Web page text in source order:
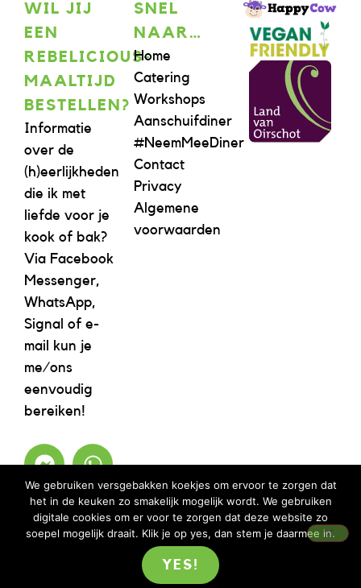
WIL JIJ
EEN
REBELICIOUS-
MAALTIJD
BESTELLEN?
Informatie
over de
(h)eerlijkheden
die ik met
liefde voor je
kook of bak?
Via Facebook
Messenger,
WhatsApp,
Signal of e-
mail kun je
me/ons
eenvoudig
bereiken!
SNEL
NAAR…
Home
Catering
Workshops
Aanschuifdiner
#NeemMeeDiner
Contact
Privacy
Algemene
voorwaarden
©2023 REBELICIOUS – ALLE RECHTEN VOORBEHOUDEN | WEBSITE ISM
We gebruiken versgebakken koekjes om ervoor te zorgen dat
het in de keuken zo smakelijk mogelijk wordt. We gebruiken
digitale cookies om er voor te zorgen dat deze website zo
soepel mogelijk draait. Klik je op yes, dan stem je daarmee in.
YES!